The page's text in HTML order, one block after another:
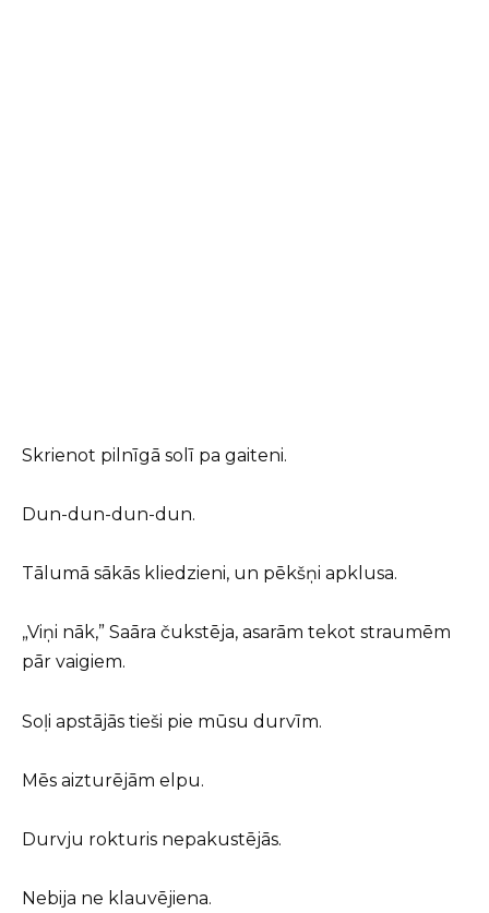
Skrienot pilnīgā solī pa gaiteni.
Dun-dun-dun-dun.
Tālumā sākās kliedzieni, un pēkšņi apklusa.
„Viņi nāk,” Saāra čukstēja, asarām tekot straumēm
pār vaigiem.
Soļi apstājās tieši pie mūsu durvīm.
Mēs aizturējām elpu.
Durvju rokturis nepakustējās.
Nebija ne klauvējiena.